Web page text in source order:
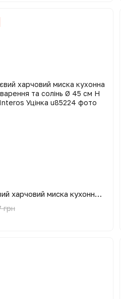
Таз алюмінієвий харчовий миска кухонна для варіння варення та солінь Ø 45 см H 14 см 17 л Interos Уцінка
грн